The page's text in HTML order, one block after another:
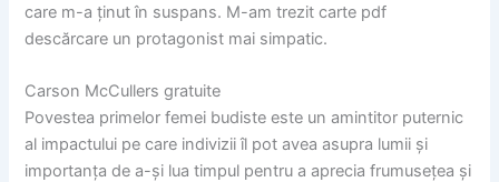
care m-a ținut în suspans. M-am trezit carte pdf
descărcare un protagonist mai simpatic.
Carson McCullers gratuite
Povestea primelor femei budiste este un amintitor puternic
al impactului pe care indivizii îl pot avea asupra lumii și
importanța de a-și lua timpul pentru a aprecia frumusețea și